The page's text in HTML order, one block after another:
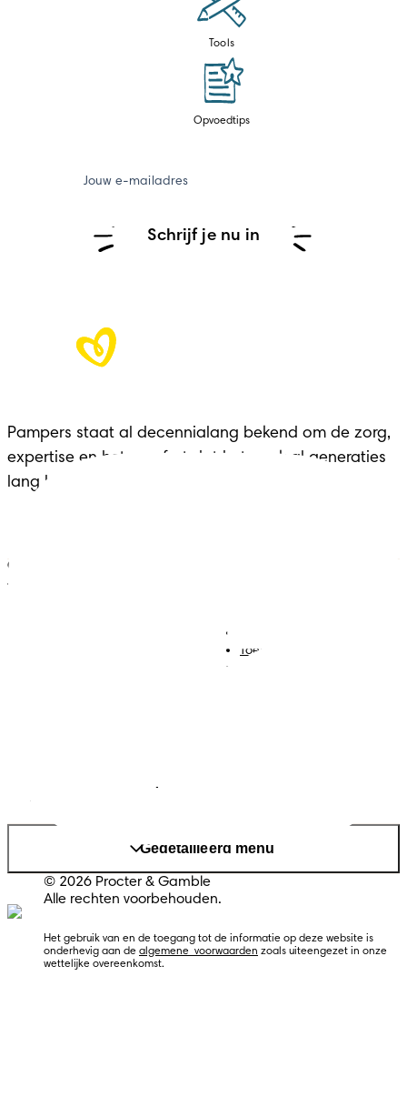
Tools
Opvoedtips
Jouw e-mailadres
Schrijf je nu in
Pampers staat al decennialang bekend om de zorg,
expertise en het comfort dat het merk al generaties
lang biedt aan gezinnen in elke belangrijke fase.
ONZE HULPMIDDELEN VOOR
JOUW ZWANGERSCHAP
Toegankelijkheidsverklaring
Gedetailleerd menu
© 2026 Procter & Gamble
Alle rechten voorbehouden.
Het gebruik van en de toegang tot de informatie op deze website is
onderhevig aan de algemene  voorwaarden zoals uiteengezet in onze